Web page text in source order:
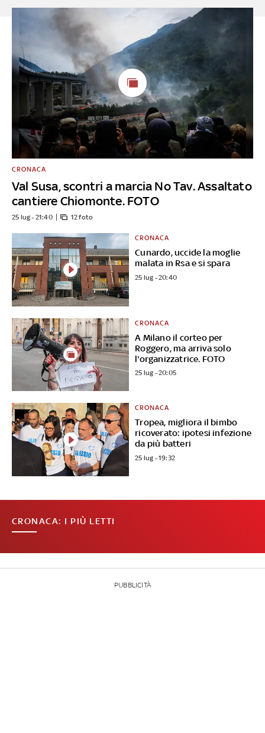
Val Susa, scontri a marcia No Tav. Assaltato
cantiere Chiomonte. FOTO
CRONACA
25 lug - 21:40 12 foto
Cunardo, uccide la moglie
malata in Rsa e si spara
CRONACA
25 lug - 20:40
A Milano il corteo per
Roggero, ma arriva solo
l'organizzatrice. FOTO
CRONACA
25 lug - 20:05
Tropea, migliora il bimbo
ricoverato: ipotesi infezione
da più batteri
CRONACA
25 lug - 19:32
CRONACA: I PIÙ LETTI
PUBBLICITÀ